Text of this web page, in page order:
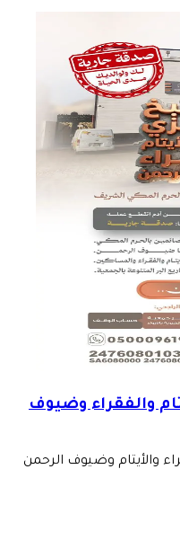
والفقراء وضيوف
والأيتام وضيوف الرحمن